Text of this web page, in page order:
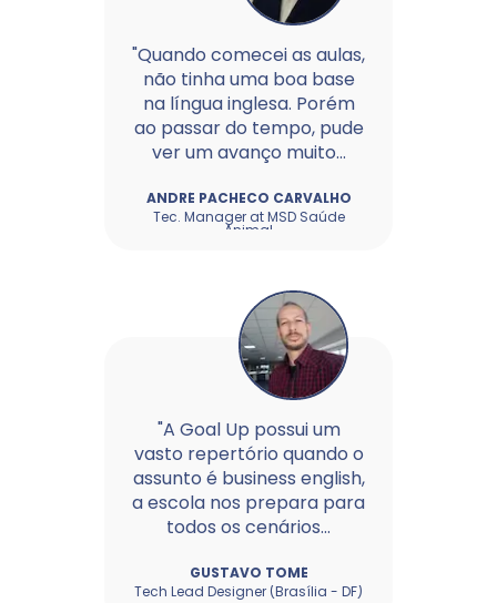
"Quando comecei as aulas,
não tinha uma boa base
na língua inglesa. Porém
ao passar do tempo, pude
ver um avanço muito...
ANDRÉ PACHECO CARVALHO
Tec. Manager at MSD Saúde
Animal
"A Goal Up possui um
vasto repertório quando o
assunto é business english,
a escola nos prepara para
todos os cenários...
GUSTAVO TOMÉ
Tech Lead Designer (Brasília - DF)